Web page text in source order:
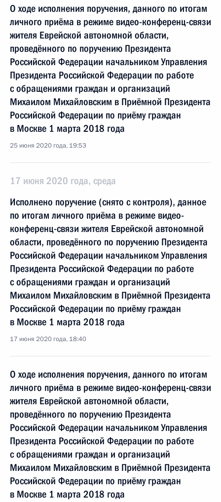
О ходе исполнения поручения, данного по итогам
личного приёма в режиме видео-конференц-связи
жителя Еврейской автономной области,
проведённого по поручению Президента
Российской Федерации начальником Управления
Президента Российской Федерации по работе
с обращениями граждан и организаций
Михаилом Михайловским в Приёмной Президента
Российской Федерации по приёму граждан
в Москве 1 марта 2018 года
25 июня 2020 года, 19:53
17 июня 2020 года, среда
Исполнено поручение (снято с контроля), данное
по итогам личного приёма в режиме видео-
конференц-связи жителя Еврейской автономной
области, проведённого по поручению Президента
Российской Федерации начальником Управления
Президента Российской Федерации по работе
с обращениями граждан и организаций
Михаилом Михайловским в Приёмной Президента
Российской Федерации по приёму граждан
в Москве 1 марта 2018 года
17 июня 2020 года, 18:40
О ходе исполнения поручения, данного по итогам
личного приёма в режиме видео-конференц-связи
жителя Еврейской автономной области,
проведённого по поручению Президента
Российской Федерации начальником Управления
Президента Российской Федерации по работе
с обращениями граждан и организаций
Михаилом Михайловским в Приёмной Президента
Российской Федерации по приёму граждан
в Москве 1 марта 2018 года